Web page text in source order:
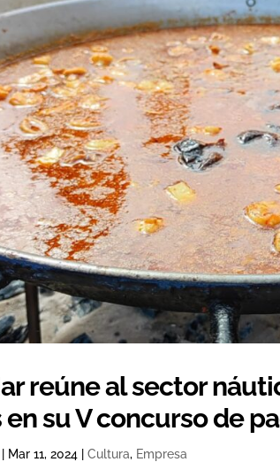
reúne al sector
su V concurso de
Mar 11, 2024 |Cultura, Empresa